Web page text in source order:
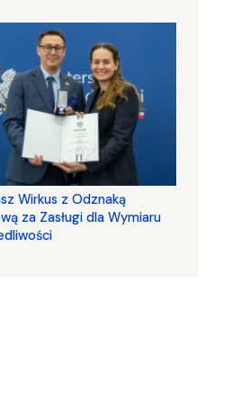
Wirkus z Odznaką
za Zasługi dla Wymiaru